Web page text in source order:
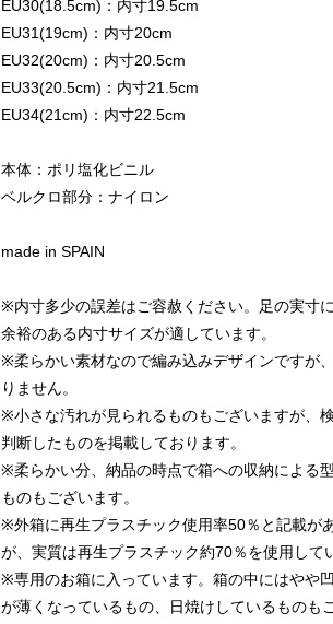
EU30(18.5cm)：内寸19.5cm
EU31(19cm)：内寸20cm
EU32(20cm)：内寸20.5cm
EU33(20.5cm)：内寸21.5cm
EU34(21cm)：内寸22.5cm
本体：ポリ塩化ビニル
ベルクロ部分：ナイロン
made in SPAIN
※内寸多少の誤差はご容赦ください。足の実寸
余裕のある内寸サイズが適しています。
※柔らかい素材なので編み込みデザインですが
りません。
※小さな汚れが見られるものもございますが、
判断したものを掲載しております。
※柔らかい分、納品の時点で箱への収納による
ものもございます。
※外箱に再生プラスチック使用率50％と記載が
が、実質は再生プラスチック約70％を使用して
※専用のお箱に入っています。箱の中にはやや
が薄くなっているもの、日焼けしているものも